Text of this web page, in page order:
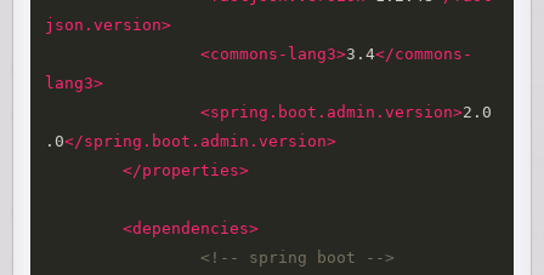
json.version>
<commons-lang3>3.4</commons-
lang3>
<spring.boot.admin.version>2.0
.0</spring.boot.admin.version>
</properties>
<dependencies>
<!-- spring boot -->